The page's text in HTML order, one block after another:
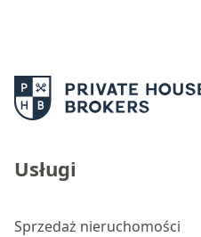
Usługi
Sprzedaż nieruchomości